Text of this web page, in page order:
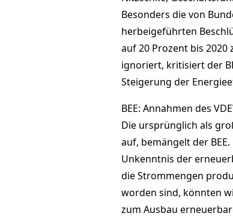
Besonders die von
herbeigeführten
auf 20 Prozent bis
ignoriert, kritisiert der
Steigerung der
BEE: Annahmen des
Die ursprünglich als
auf, bemängelt der
Unkenntnis der
die Strommengen
worden sind, könnten
zum Ausbau